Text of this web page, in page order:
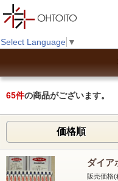
Select Language ▼
65件の商品がございます。
価格順
ダイ
販売価格(